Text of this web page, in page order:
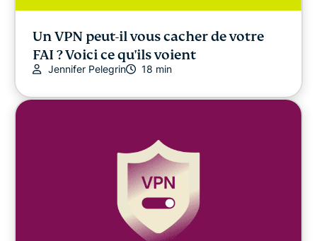
À la une
Liberté sur Internet
Un VPN peut-il vous cacher de votre
FAI ? Voici ce qu'ils voient
Jennifer Pelegrin 18 min